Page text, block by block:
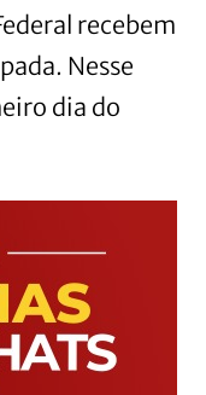
recebem
Nesse
dia do